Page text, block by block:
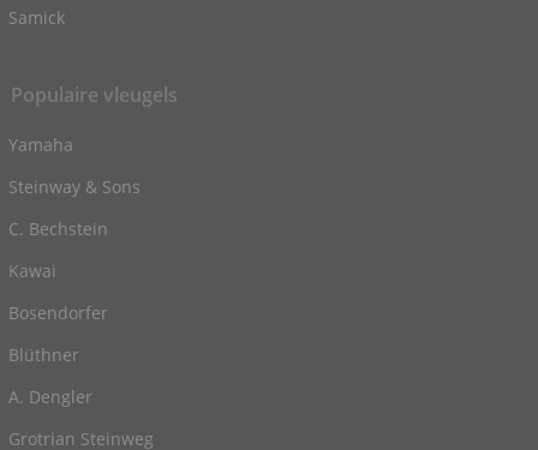
Samick
Populaire vleugels
Yamaha
Steinway & Sons
C. Bechstein
Kawai
Bosendorfer
Blüthner
A. Dengler
Grotrian Steinweg